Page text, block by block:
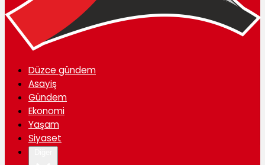
Düzce gündem
Asayiş
Gündem
Ekonomi
Yaşam
Siyaset